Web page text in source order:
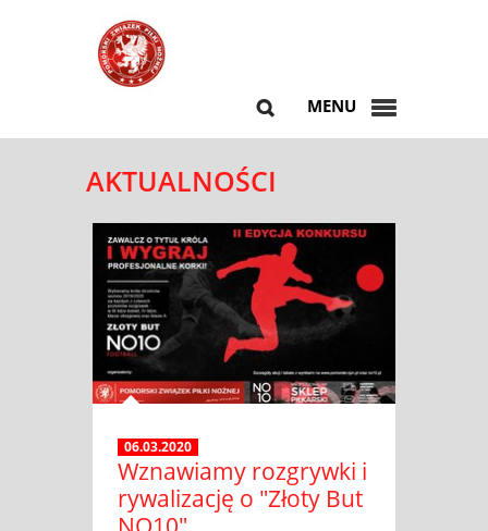
MENU
AKTUALNOŚCI
06.03.2020
Wznawiamy rozgrywki i
rywalizację o "Złoty But